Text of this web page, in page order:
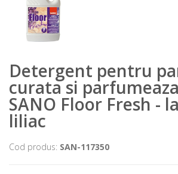
Detergent pentru
curata si
SANO Floor Fresh -
liliac
Cod produs: SAN-117350